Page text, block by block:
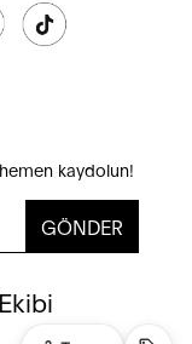
kaydolun!
GÖNDER